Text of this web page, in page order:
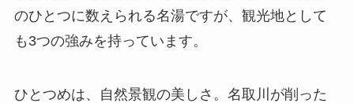
のひとつに数えられる名湯ですが、観光地として
も3つの強みを持っています。
ひとつめは、自然景観の美しさ。名取川が削った